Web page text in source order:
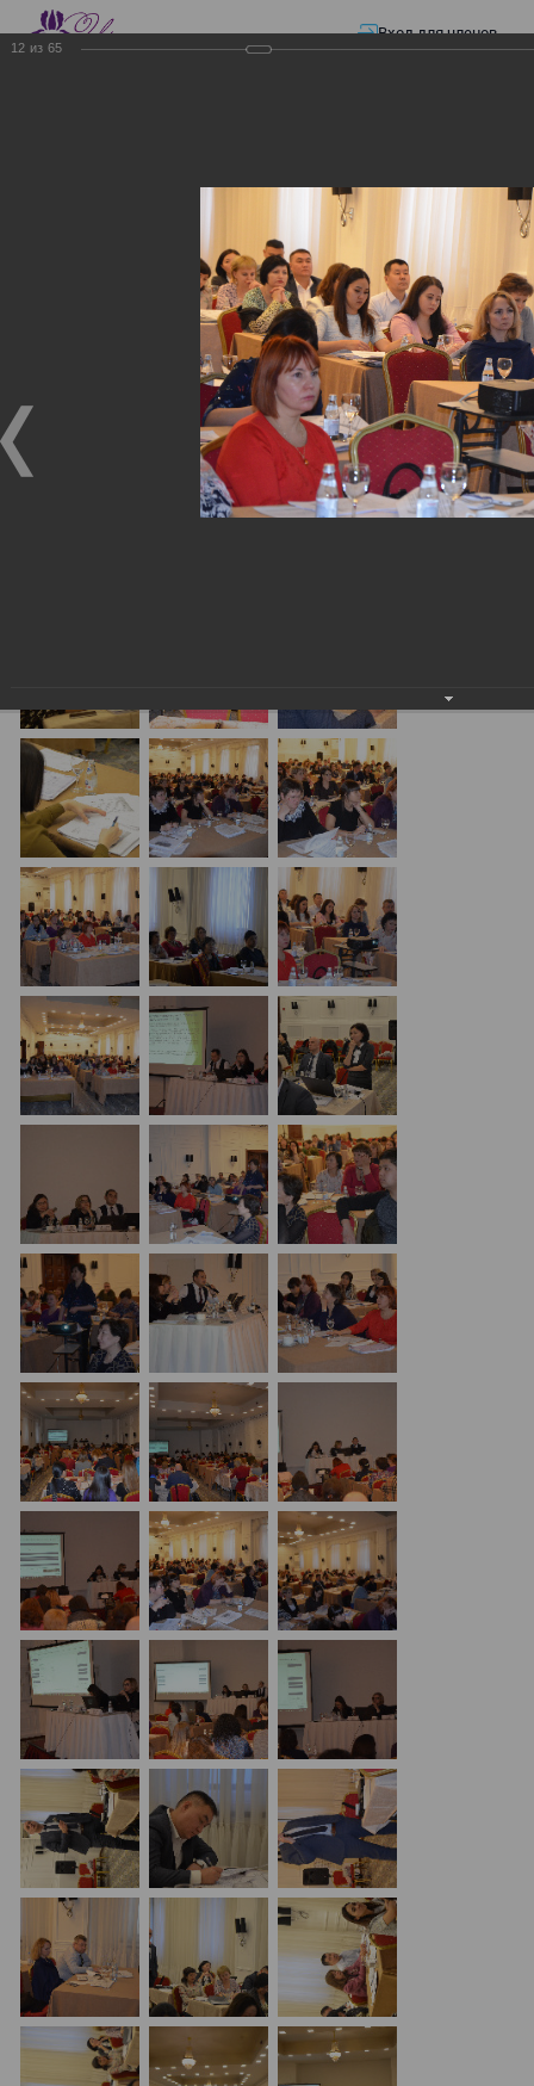
Вход для членов
Презентации Электронные счета-фактуры
Электронные счета-
Электронные счета-фактуры
Семинар "Информационная система электронных
счетов-фактур"
12 из 65